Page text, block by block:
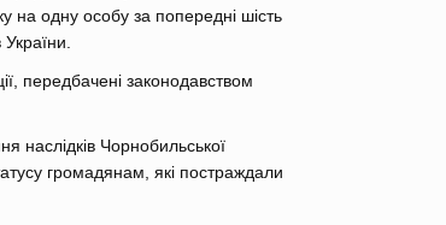
на одну особу за попередні шість
передбачені законодавством
наслідків Чорнобильської
громадянам, які постраждали